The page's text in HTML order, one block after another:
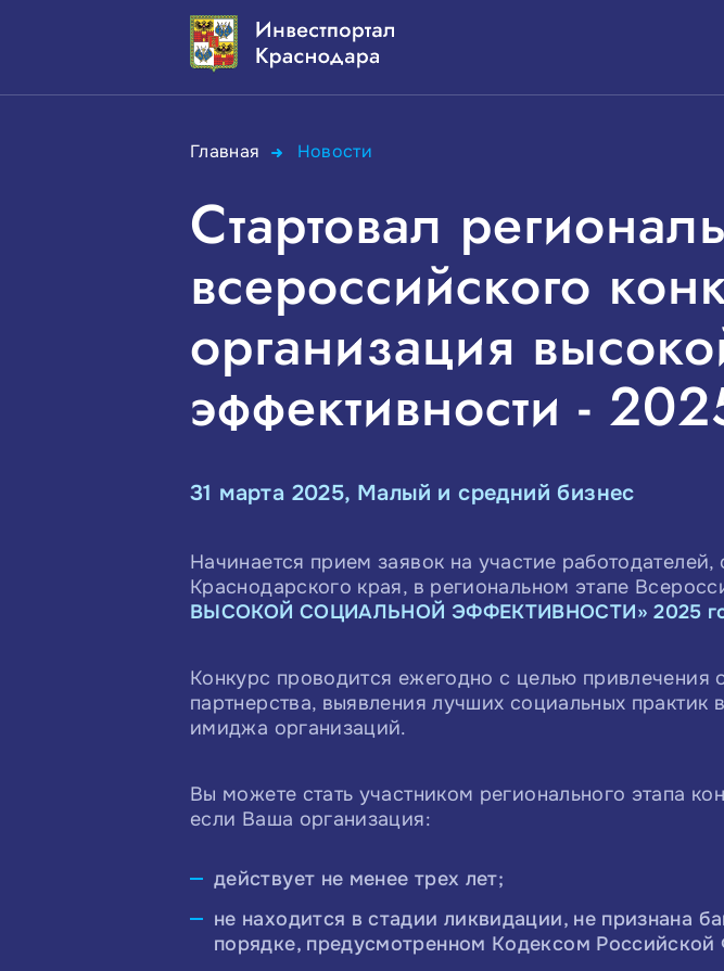
Главная Новости
Стартовал
всероссийского
организация
эффективности -
31 марта 2025, Малый и средний бизнес
Начинается прием заявок на участие
Краснодарского края, в региональном этапе
ВЫСОКОЙ СОЦИАЛЬНОЙ ЭФФЕКТИВНОСТИ» 2025
Конкурс проводится ежегодно с целью
партнерства, выявления лучших социальных
имиджа организаций.
Вы можете стать участником регионального этапа
если Ваша организация:
действует не менее трех лет;
не находится в стадии ликвидации, не признана
порядке, предусмотренном Кодексом